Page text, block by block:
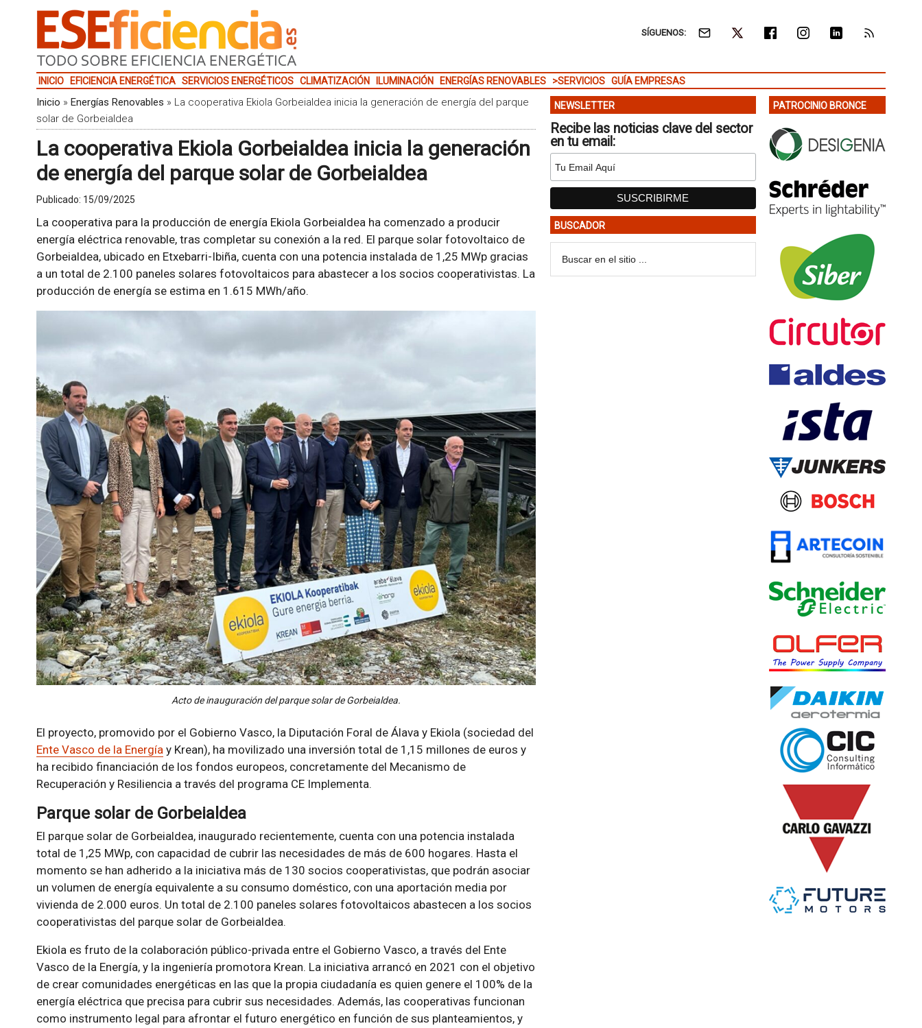
SÍGUENOS:
INICIO EFICIENCIA ENERGÉTICA SERVICIOS ENERGÉTICOS CLIMATIZACIÓN ILUMINACIÓN ENERGÍAS RENOVABLES >SERVICIOS GUÍA EMPRESAS
Inicio » Energías Renovables » La cooperativa Ekiola Gorbeialdea inicia la generación de energía del parque
solar de Gorbeialdea
La cooperativa Ekiola Gorbeialdea inicia la generación
de energía del parque solar de Gorbeialdea
Publicado: 15/09/2025
La cooperativa para la producción de energía Ekiola Gorbeialdea ha comenzado a producir
energía eléctrica renovable, tras completar su conexión a la red. El parque solar fotovoltaico de
Gorbeialdea, ubicado en Etxebarri-Ibiña, cuenta con una potencia instalada de 1,25 MWp gracias
a un total de 2.100 paneles solares fotovoltaicos para abastecer a los socios cooperativistas. La
producción de energía se estima en 1.615 MWh/año.
Acto de inauguración del parque solar de Gorbeialdea.
El proyecto, promovido por el Gobierno Vasco, la Diputación Foral de Álava y Ekiola (sociedad del
Ente Vasco de la Energíay Krean), ha movilizado una inversión total de 1,15 millones de euros y
ha recibido financiación de los fondos europeos, concretamente del Mecanismo de
Recuperación y Resiliencia a través del programa CE Implementa.
Parque solar de Gorbeialdea
El parque solar de Gorbeialdea, inaugurado recientemente, cuenta con una potencia instalada
total de 1,25 MWp, con capacidad de cubrir las necesidades de más de 600 hogares. Hasta el
momento se han adherido a la iniciativa más de 130 socios cooperativistas, que podrán asociar
un volumen de energía equivalente a su consumo doméstico, con una aportación media por
vivienda de 2.000 euros. Un total de 2.100 paneles solares fotovoltaicos abastecen a los socios
cooperativistas del parque solar de Gorbeialdea.
Ekiola es fruto de la colaboración público-privada entre el Gobierno Vasco, a través del Ente
Vasco de la Energía, y la ingeniería promotora Krean. La iniciativa arrancó en 2021 con el objetivo
de crear comunidades energéticas en las que la propia ciudadanía es quien genere el 100% de la
energía eléctrica que precisa para cubrir sus necesidades. Además, las cooperativas funcionan
como instrumento legal para afrontar el futuro energético en función de sus planteamientos, y
NEWSLETTER
Recibe las noticias clave del sector
en tu email:
BUSCADOR
PATROCINIO BRONCE